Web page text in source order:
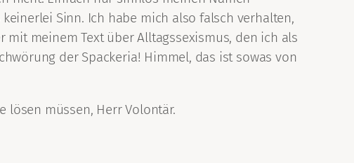
Sinn. Ich habe mich also falsch verhalten,
meinem Text über Alltagssexismus, den ich als
der Spackeria! Himmel, das ist sowas von
lösen müssen, Herr Volontär.